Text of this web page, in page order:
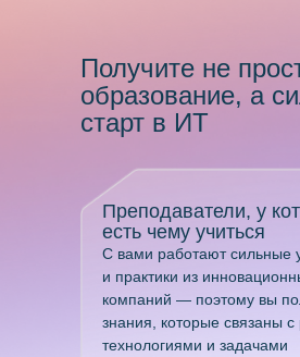
Преподаватели, у
есть чему учиться
С вами работают сильные
и практики из
компаний — поэтому вы
знания, которые связаны
технологиями и задачами
Получите не
образование, а
старт в ИТ